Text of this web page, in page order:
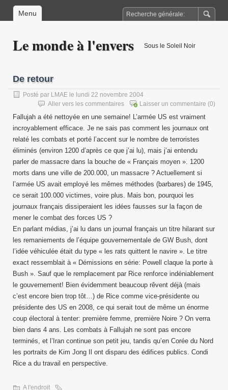
Menu
Le monde à l'envers Sous le Soleil Noir
De retour
Posté par LMAE le lundi 22 novembre 2004
Laisser un commentaire (0)
Aller vers les commentaires
Fallujah a été nettoyée en une semaine! L’armée US est vraiment
incroyablement efficace. Je ne sais pas comment les journaux ont
relaté les combats et porté l’accent sur le nombre de terroristes
éliminés (environ 1200 d’après ce que j’ai lu), mais j’ai entendu
parler de massacre dans la bouche de « Français moyen ». 1200
morts dans une ville de 200.000, un massacre ? Actuellement si
l’armée US avait employé les mêmes méthodes (barbares) de 1945,
ce serait 100.000 victimes, voire plus. Mais bon, pourquoi les
journaux français dissiperaient les idées fausses sur la façon de
mener le combat des forces US ?
En parlant médias, j’ai lu dans un journal français un titre hilarant sur
les remaniements de l’équipe gouvernementale de GW Bush, dont
l’idée véhiculée était du type « les rats quittent le navire ». Le titre
exact ressemblait à « Démissions en série: Powell claque la porte à
Bush ». Sauf que le remplacement par Rice renforce indéniablement
le gouvernement! Bien évidemment beaucoup rêvent déjà (mais
c’est encore bien trop tôt…) de Rice comme vice-présidente ou
présidente des US en 2008, ce qui serait tout de même un énorme
coup électoral à tenter: première femme, première Noire ? On verra
bien dans 4 ans. Les combats à Fallujah ne sont pas encore
terminés, et l’Iran continue son petit jeu, tandis qu’en Corée du Nord
les portraits de Kim Jong Il ont disparu des édifices publics. Condi
Rice a du travail en perspective.
A l'endroit